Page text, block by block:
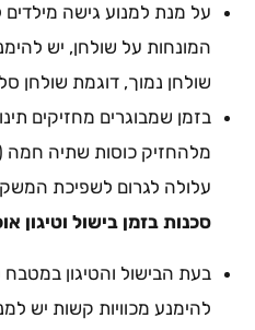
על מנת למנוע גישה
המונחות על שולחן, יש
שולחן נמוך, דוגמת שולחן
בזמן שמבוגרים מחזיקים
מלהחזיק כוסות שתיה חמה
עלולה לגרום לשפיכת
סכנות בזמן בישול וטיגון
בעת הבישול והטיגון במטבח
להימנע מכוויות קשות יש